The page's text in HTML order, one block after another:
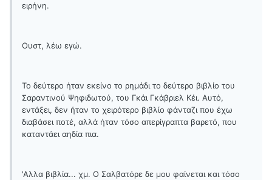
ειρήνη.
Ουστ, λέω εγώ.
Το δεύτερο ήταν εκείνο το ρημάδι το δεύτερο βιβλίο του
Σαραντινού Ψηφιδωτού, του Γκάι Γκάβριελ Κέι. Αυτό,
εντάξει, δεν ήταν το χειρότερο βιβλίο φάνταζι που έχω
διαβάσει ποτέ, αλλά ήταν τόσο απερίγραπτα βαρετό, που
καταντάει αηδία πια.
'Αλλα βιβλία... χμ. Ο Σαλβατόρε δε μου φαίνεται και τόσο